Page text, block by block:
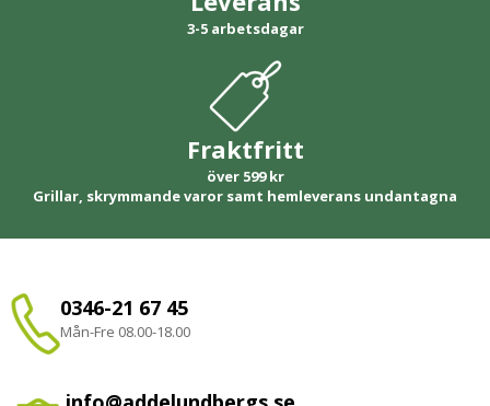
3-5 arbetsdagar
Fraktfritt
över 599 kr
Grillar, skrymmande varor samt hemleverans undantagna
0346-21 67 45
Mån-Fre 08.00-18.00